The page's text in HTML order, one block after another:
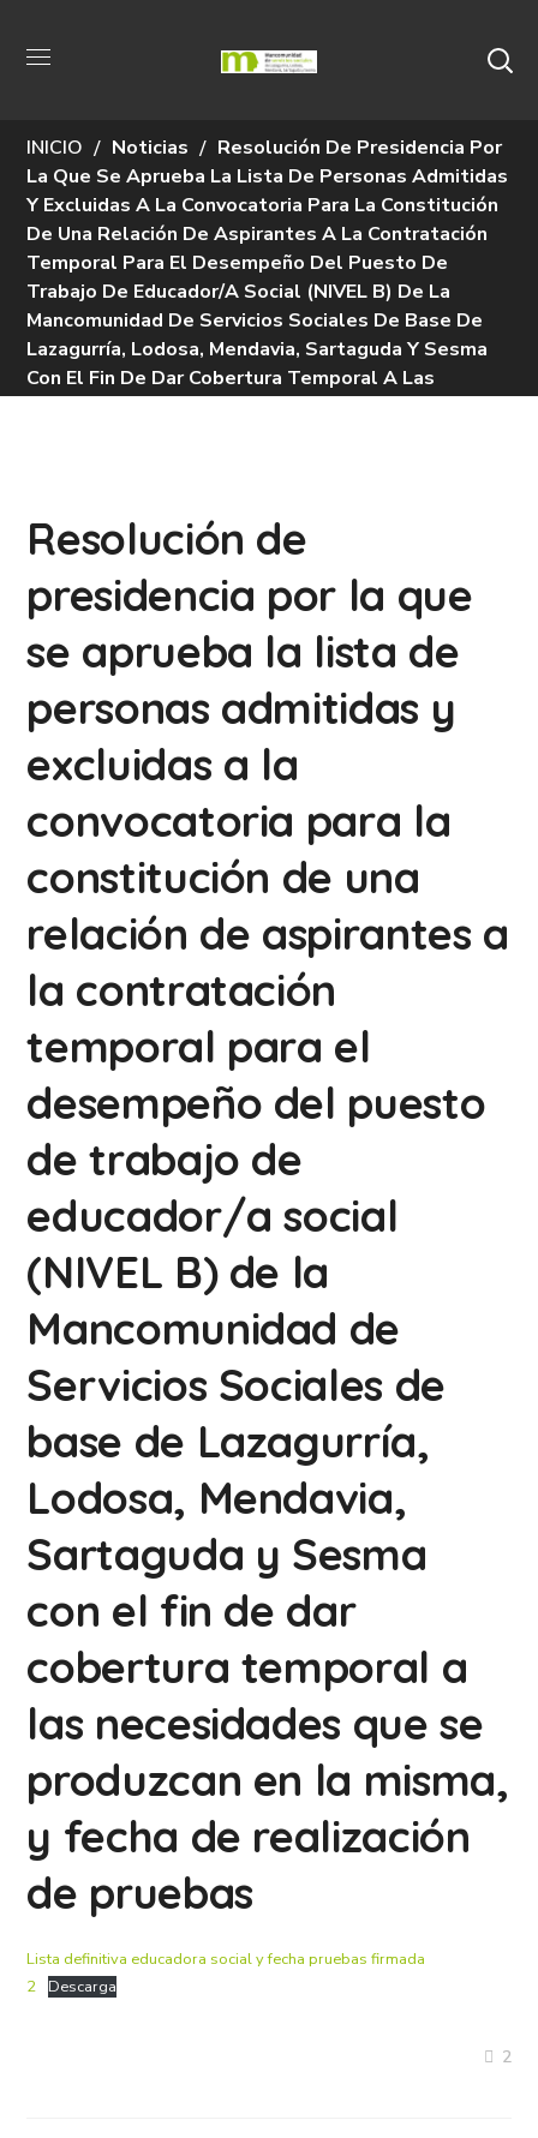
Noticias
INICIO Noticias
Resolución De Presidencia Por
La Que Se Aprueba La Lista De Personas Admitidas
Y Excluidas A La Convocatoria Para La Constitución
De Una Relación De Aspirantes A La Contratación
Temporal Para El Desempeño Del Puesto De
Trabajo De Educador/a Social (NIVEL B) De La
Mancomunidad De Servicios Sociales De Base De
Lazagurría, Lodosa, Mendavia, Sartaguda Y Sesma
Con El Fin De Dar Cobertura Temporal A Las
Resolución de
presidencia por la que
se aprueba la lista de
personas admitidas y
excluidas a la
convocatoria para la
constitución de una
relación de aspirantes a
la contratación
temporal para el
desempeño del puesto
de trabajo de
educador/a social
(NIVEL B) de la
Mancomunidad de
Servicios Sociales de
base de Lazagurría,
Lodosa, Mendavia,
Sartaguda y Sesma
con el fin de dar
cobertura temporal a
las necesidades que se
produzcan en la misma,
y fecha de realización
de pruebas
Lista definitiva educadora social y fecha pruebas firmada
2
Descarga
2